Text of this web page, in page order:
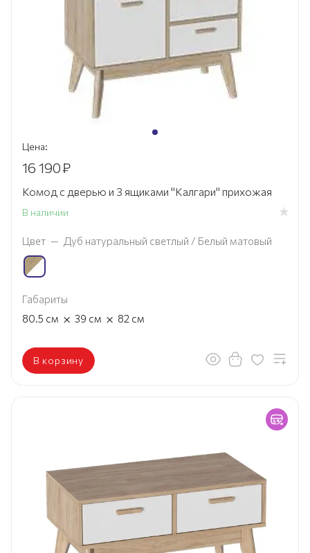
Цена:
16 190₽
Комод с дверью и 3 ящиками "Калгари" прихожая
В наличии
Цвет — Дуб натуральный светлый / Белый матовый
Габариты
80.5 см × 39 см × 82 см
В корзину